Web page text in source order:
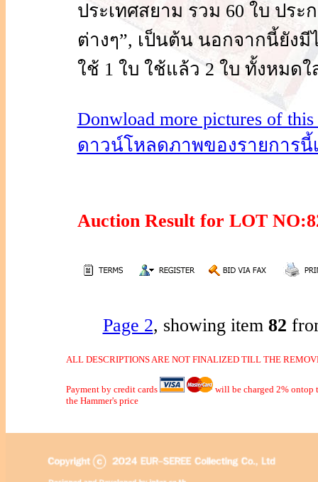
ประเทศสยาม รวม 60 ใบ ประ
ต่างๆ”, เป็นต้น นอกจากนี้ยัง
ใช้ 1 ใบ ใช้แล้ว 2 ใบ ทั้งหมด
Donwload more pictures of
ดาวน์โหลดภาพของรายการนี้
Auction Result for LOT
Page 2, showing item 82
ALL DESCRIPTIONS ARE NOT FINALIZED TILL THE
Payment by credit cards
will be charged 2% ontop
the Hammer's price